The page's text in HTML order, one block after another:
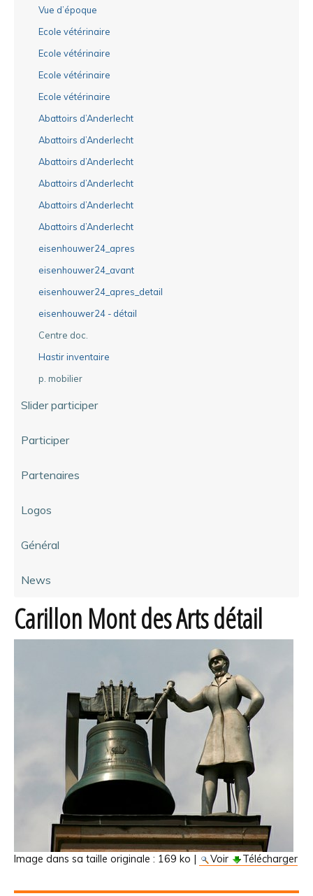
Vue d’époque
Ecole vétérinaire
Ecole vétérinaire
Ecole vétérinaire
Ecole vétérinaire
Abattoirs d’Anderlecht
Abattoirs d’Anderlecht
Abattoirs d’Anderlecht
Abattoirs d’Anderlecht
Abattoirs d’Anderlecht
Abattoirs d’Anderlecht
eisenhouwer24_apres
eisenhouwer24_avant
eisenhouwer24_apres_detail
eisenhouwer24 - détail
Centre doc.
Hastir inventaire
p. mobilier
Slider participer
Participer
Partenaires
Logos
Général
News
Carillon Mont des Arts détail
Image dans sa taille originale : 169 ko | Voir Télécharger